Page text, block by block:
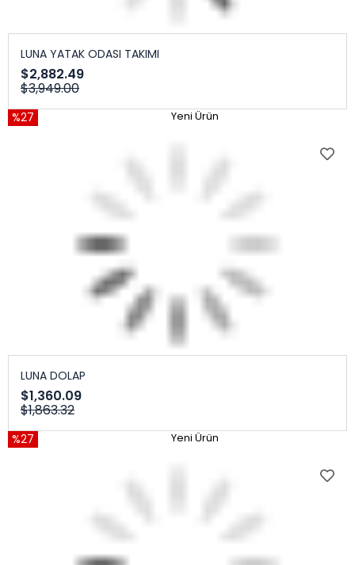
LUNA YATAK ODASI TAKIMI
$2,882.49
$3,949.00
%27 Yeni Ürün
LUNA DOLAP
$1,360.09
$1,863.32
%27 Yeni Ürün